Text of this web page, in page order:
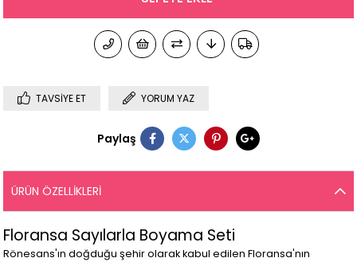
TAVSIYE ET YORUM YAZ
Paylaş
ÜRÜN ÖZELLIKLERI
Floransa Sayılarla Boyama Seti
Rönesans'ın doğduğu şehir olarak kabul edilen Floransa'nın